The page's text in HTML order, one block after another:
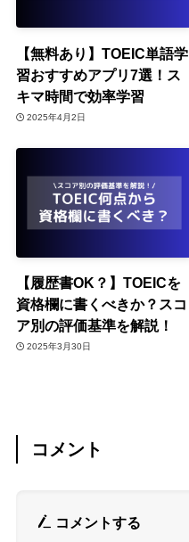
【無料あり】TOEIC単語学
習おすすめアプリ7選！ス
キマ時間で効率学習
2025年4月2日
【履歴書OK？】TOEICを
資格欄に書くべきか？スコ
ア別の評価基準を解説！
2025年3月30日
コメント
コメントする